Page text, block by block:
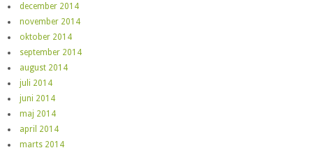
december 2014
november 2014
oktober 2014
september 2014
august 2014
juli 2014
juni 2014
maj 2014
april 2014
marts 2014